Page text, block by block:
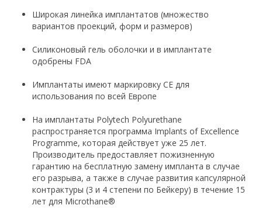
Широкая линейка имплантатов (множество
вариантов проекций, форм и размеров)
Силиконовый гель оболочки и в имплантате
одобрены FDA
Имплантаты имеют маркировку CE для
использования по всей Европе
На имплантаты Polytech Polyurethane
распространяется программа Implants of Excellence
Programme, которая действует уже 25 лет.
Производитель предоставляет пожизненную
гарантию на бесплатную замену импланта в случае
его разрыва, а также в случае развития капсулярной
контрактуры (3 и 4 степени по Бейкеру) в течение 15
лет для Microthane®